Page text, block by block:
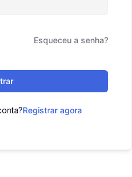
Esqueceu a senha?
Registrar agora